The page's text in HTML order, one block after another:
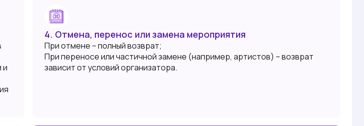
и
4. Отмена, перенос или замена мероприятия
При отмене – полный возврат;
При переносе или частичной замене (например, артистов) – возврат
зависит от условий организатора.